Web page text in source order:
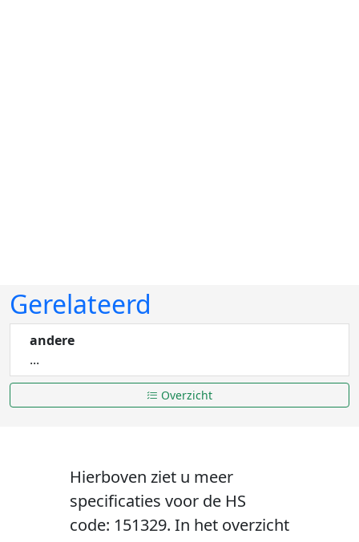
Gerelateerd
andere
...
Overzicht
Hierboven ziet u meer
specificaties voor de HS
code: 151329. In het overzicht